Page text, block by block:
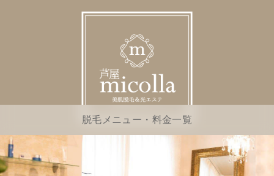
脱毛メニュー・料金一覧